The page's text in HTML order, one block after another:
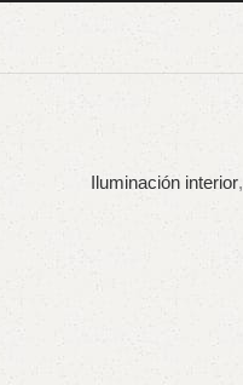
Iluminación interior,